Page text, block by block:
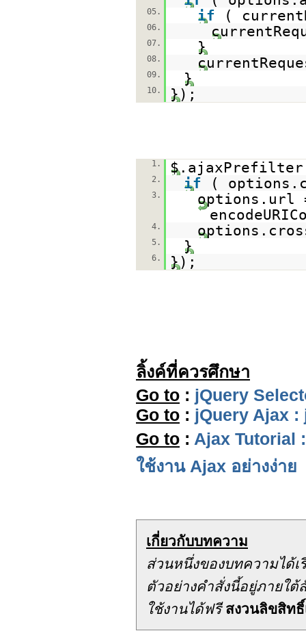
05. if (
06.
07. }
08.
09. }
10. });
1.
2. if (
3.
options.url
4.
5. }
6. });
ลิ้งค์ที่ควรศึกษา
Go to : jQuery
Go to : jQuery Ajax :
Go to : Ajax Tutorial
ใช้งาน Ajax อย่างง่าย
เกี่ยวกับบทความ
ส่วนหนึ่งของบทความได้เ
ตัวอย่างคำสั่งนี้อยู่ภาย
ใช้งานได้ฟรีสงวนลิขสิทธิ์